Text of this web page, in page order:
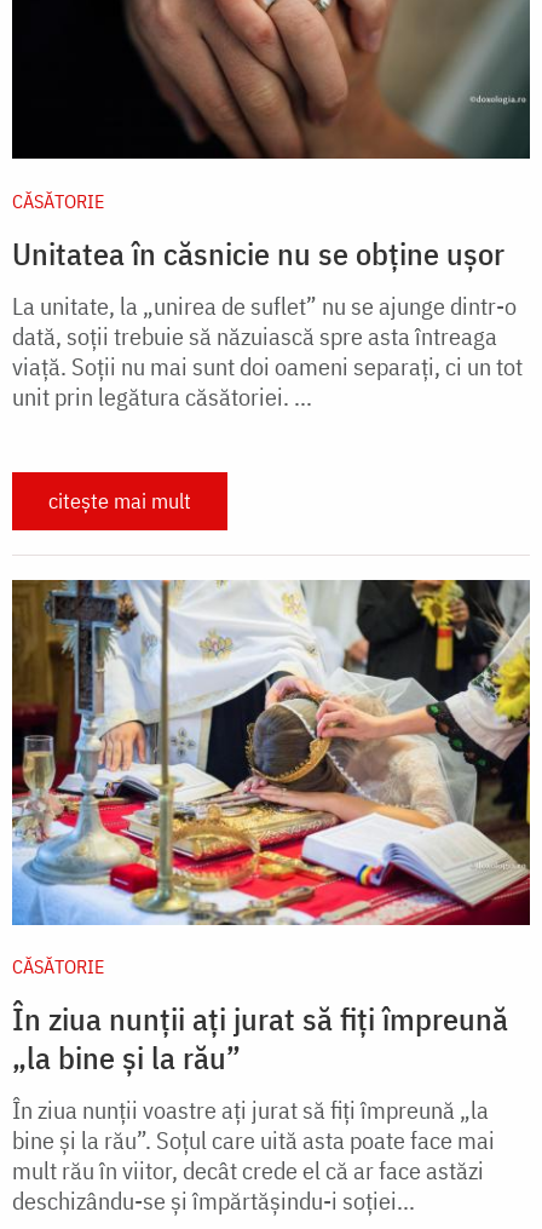
CĂSĂTORIE
Unitatea în căsnicie nu se obține ușor
La unitate, la „unirea de suflet” nu se ajunge dintr-o
dată, soții trebuie să năzuiască spre asta întreaga
viață. Soții nu mai sunt doi oameni separați, ci un tot
unit prin legătura căsătoriei. ...
citește mai mult
CĂSĂTORIE
În ziua nunții ați jurat să fiți împreună
„la bine și la rău”
În ziua nunții voastre ați jurat să fiți împreună „la
bine și la rău”. Soțul care uită asta poate face mai
mult rău în viitor, decât crede el că ar face astăzi
deschizându-se și împărtășindu-i soției...